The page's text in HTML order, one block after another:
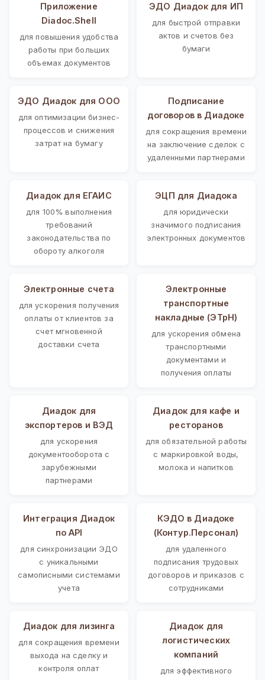
Приложение
Diadoc.Shell
для повышения удобства
работы при больших
объемах документов
ЭДО Диадок для ИП
для быстрой отправки
актов и счетов без
бумаги
ЭДО Диадок для ООО
для оптимизации бизнес-
процессов и снижения
затрат на бумагу
Подписание
договоров в Диадоке
для сокращения времени
на заключение сделок с
удаленными партнерами
Диадок для ЕГАИС
для 100% выполнения
требований
законодательства по
обороту алкоголя
ЭЦП для Диадока
для юридически
значимого подписания
электронных документов
Электронные счета
для ускорения получения
оплаты от клиентов за
счет мгновенной
доставки счета
Электронные
транспортные
накладные (ЭТрН)
для ускорения обмена
транспортными
документами и
получения оплаты
Диадок для
экспортеров и ВЭД
для ускорения
документооборота с
зарубежными
партнерами
Диадок для кафе и
ресторанов
для обязательной работы
с маркировкой воды,
молока и напитков
Интеграция Диадок
по API
для синхронизации ЭДО
с уникальными
самописными системами
учета
КЭДО в Диадоке
(Контур.Персонал)
для удаленного
подписания трудовых
договоров и приказов с
сотрудниками
Диадок для лизинга
для сокращения времени
выхода на сделку и
контроля оплат
Диадок для
логистических
компаний
для эффективного